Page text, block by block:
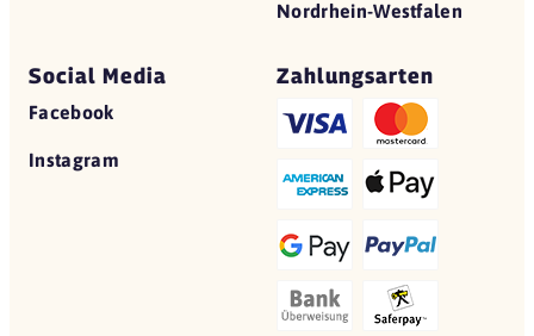
Nordrhein-Westfalen
Social Media
Facebook
Instagram
Zahlungsarten